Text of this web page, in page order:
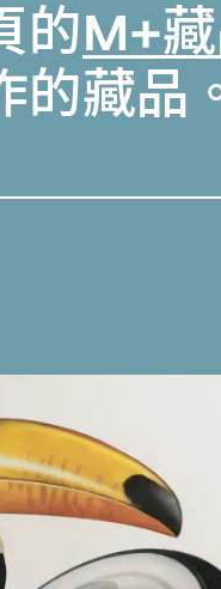
的M+
的藏品